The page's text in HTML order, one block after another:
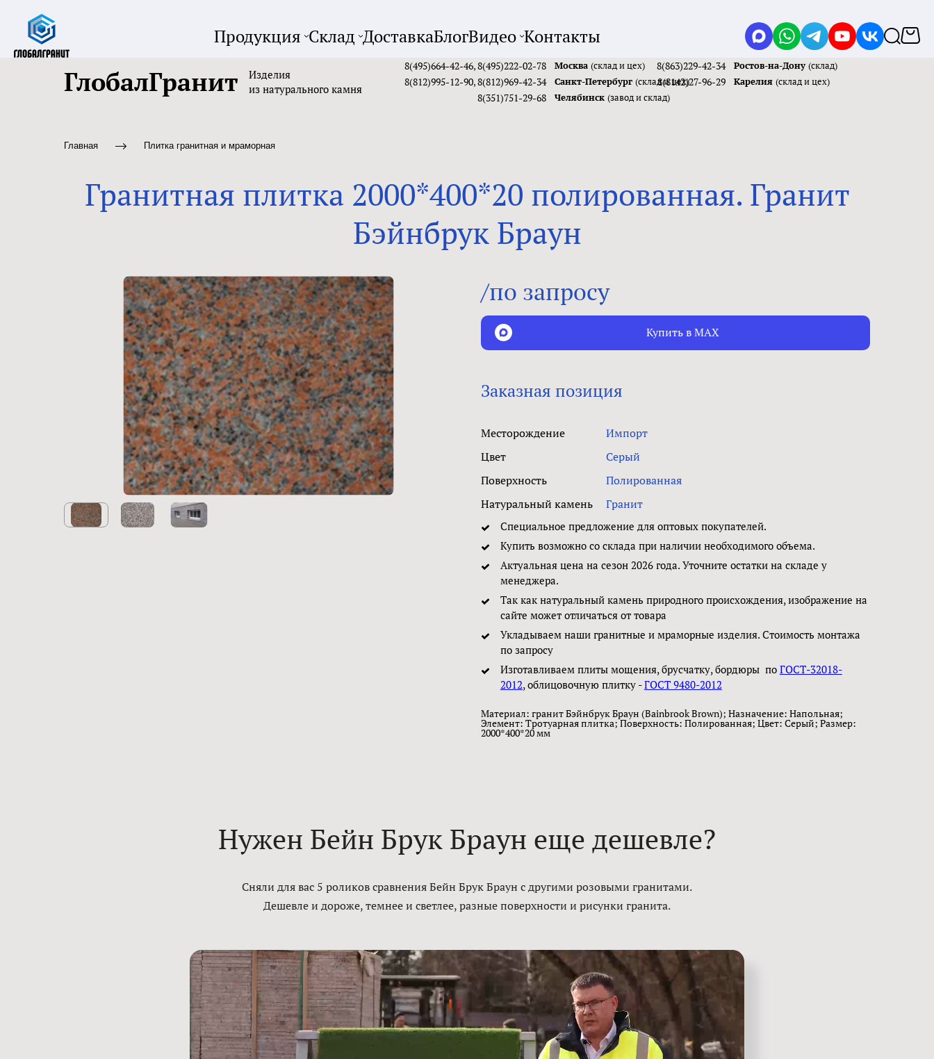
Продукция Склад ДоставкаБлогВидео Контакты
ГлобалГранит
Изделия
из натурального камня
8(495)664-42-46,8(495)222-02-78 Москва (склад и цех)
8(812)995-12-90,8(812)969-42-34 Санкт-Петербург (склад и цех)
8(351)751-29-68 Челябинск (завод и склад)
8(863)229-42-34 Ростов-на-Дону (склад)
8(8142)27-96-29 Карелия (склад и цех)
Главная Плитка гранитная и мраморная
Гранитная плитка 2000*400*20 полированная. Гранит
Бэйнбрук Браун
/по запросу
Купить в MAX
Заказная позиция
Месторождение
Импорт
Цвет
Серый
Поверхность
Полированная
Натуральный камень
Гранит
Специальное предложение для оптовых покупателей.
Купить возможно со склада при наличии необходимого объема.
Актуальная цена на сезон 2026 года. Уточните остатки на складе у
менеджера.
Так как натуральный камень природного происхождения, изображение на
сайте может отличаться от товара
Укладываем наши гранитные и мраморные изделия. Стоимость монтажа
по запросу
Изготавливаем плиты мощения, брусчатку, бордюры по ГОСТ-32018-
2012, облицовочную плитку -ГОСТ 9480-2012
Материал: гранит Бэйнбрук Браун (Bainbrook Brown); Назначение: Напольная;
Элемент: Тротуарная плитка; Поверхность: Полированная; Цвет: Серый; Размер:
2000*400*20 мм
Нужен Бейн Брук Браун еще дешевле?
Сняли для вас 5 роликов сравнения Бейн Брук Браун с другими розовыми гранитами.
Дешевле и дороже, темнее и светлее, разные поверхности и рисунки гранита.